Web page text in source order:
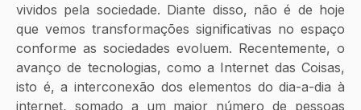
vividos pela sociedade. Diante disso, não é de hoje
que vemos transformações significativas no espaço
conforme as sociedades evoluem. Recentemente, o
avanço de tecnologias, como a Internet das Coisas,
isto é, a interconexão dos elementos do dia-a-dia à
internet, somado a um maior número de pessoas